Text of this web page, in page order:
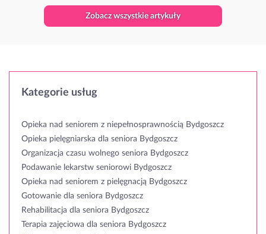
Zobacz wszystkie artykuły
Kategorie usług
Opieka nad seniorem z niepełnosprawnością Bydgoszcz
Opieka pielęgniarska dla seniora Bydgoszcz
Organizacja czasu wolnego seniora Bydgoszcz
Podawanie lekarstw seniorowi Bydgoszcz
Opieka nad seniorem z pielęgnacją Bydgoszcz
Gotowanie dla seniora Bydgoszcz
Rehabilitacja dla seniora Bydgoszcz
Terapia zajęciowa dla seniora Bydgoszcz